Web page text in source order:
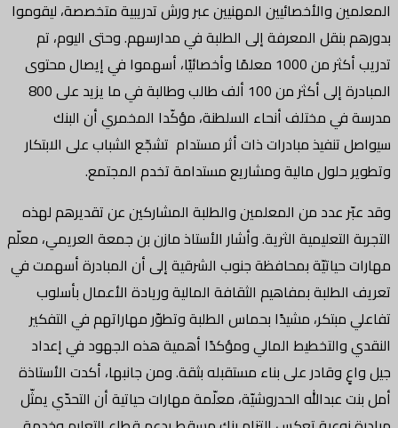
المعلمين والأخصائيين المهنيين عبر ورش تدريبية متخصصة، ليقوموا
بدورهم بنقل المعرفة إلى الطلبة في مدارسهم. وحتى اليوم، تم
تدريب أكثر من 1000 معلمًا وأخصائيًا، أسهموا في إيصال محتوى
المبادرة إلى أكثر من 100 ألف طالب وطالبة في ما يزيد على 800
مدرسة في مختلف أنحاء السلطنة، مؤكّدا المخمري أن البنك
سيواصل تنفيذ مبادرات ذات أثر مستدام تشجّع الشباب على الابتكار
وتطوير حلول مالية ومشاريع مستدامة تخدم المجتمع.
وقد عبّر عدد من المعلمين والطلبة المشاركين عن تقديرهم لهذه
التجربة التعليمية الثرية. وأشار الأستاذ مازن بن جمعة العريمي، معلّم
مهارات حياتيّة بمحافظة جنوب الشرقية إلى أن المبادرة أسهمت في
تعريف الطلبة بمفاهيم الثقافة المالية وريادة الأعمال بأسلوب
تفاعلي مبتكر، مشيدًا بحماس الطلبة وتطوّر مهاراتهم في التفكير
النقدي والتخطيط المالي ومؤكدًا أهمية هذه الجهود في إعداد
جيل واعٍ وقادر على بناء مستقبله بثقة. ومن جانبها، أكدت الأستاذة
أمل بنت عبدالله الحدروشيّة، معلّمة مهارات حياتية أن التحدّي يمثّل